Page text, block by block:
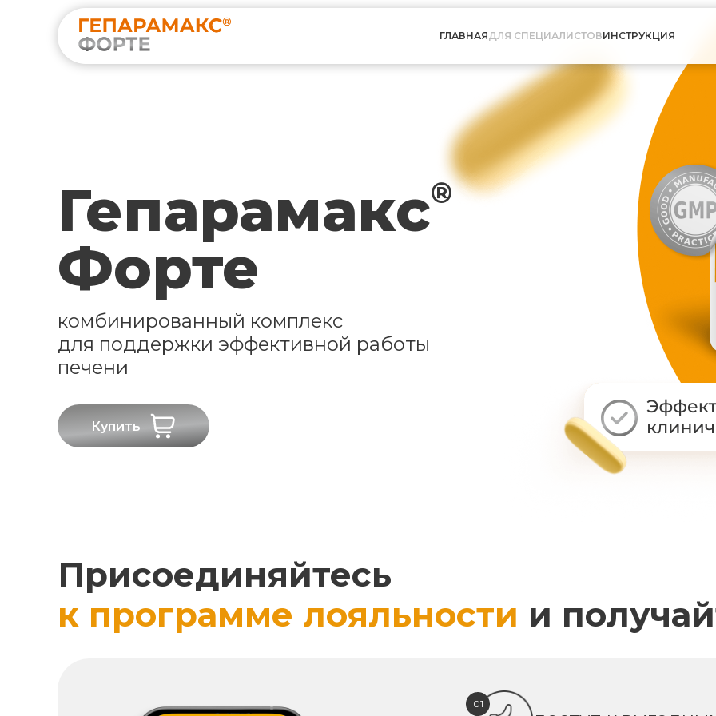
ГЛАВНАЯДЛЯ СПЕЦИАЛИСТОВИНСТРУКЦИЯ
Гепарамакс®
Форте
комбинированный комплекс
для поддержки эффективной работы
печени
Купить
Присоединяйтесь
к программе лояльности и
01